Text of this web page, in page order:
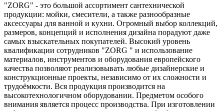
"ZORG" - это большой ассортимент сантехнической
продукции: мойки, смесители, а также разнообразные
аксессуары для ванной и кухни. Огромный выбор коллекций,
размеров, концепций и исполнения дизайна порадуют даже
самых взыскательных покупателей. Высокий уровень
квалификации сотрудников "ZORG " и использование
материалов, инструментов и оборудования европейского
качества позволяют реализовывать любые дизайнерские и
конструкционные проекты, независимо от их сложности и
трудоёмкости. Вся продукция производится на
высокотехнологичном оборудовании. Предметом особого
внимания является процесс производства. При изготовлении